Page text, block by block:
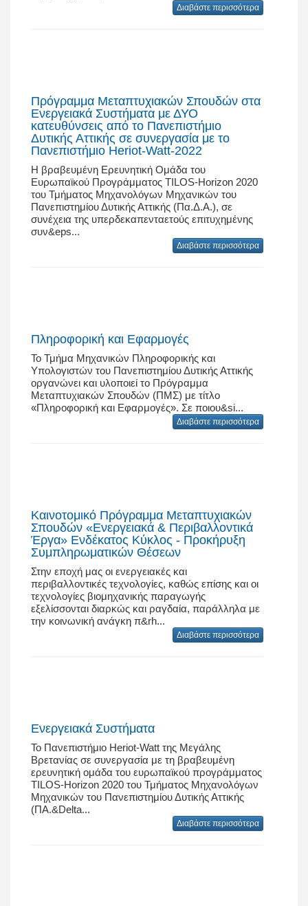
Διαβάστε περισσότερα
Πρόγραμμα Μεταπτυχιακών Σπουδών στα
Ενεργειακά Συστήματα με ΔΥΟ
κατευθύνσεις από το Πανεπιστήμιο
Δυτικής Αττικής σε συνεργασία με το
Πανεπιστήμιο Heriot-Watt-2022
Η βραβευμένη Ερευνητική Ομάδα του
Ευρωπαϊκού Προγράμματος TILOS-Horizon 2020
του Τμήματος Μηχανολόγων Μηχανικών του
Πανεπιστημίου Δυτικής Αττικής (Πα.Δ.Α.), σε
συνέχεια της υπερδεκαπενταετούς επιτυχημένης
συν&eps...
Διαβάστε περισσότερα
Πληροφορική και Εφαρμογές
Το Τμήμα Μηχανικών Πληροφορικής και
Υπολογιστών του Πανεπιστημίου Δυτικής Αττικής
οργανώνει και υλοποιεί το Πρόγραμμα
Μεταπτυχιακών Σπουδών (ΠΜΣ) με τίτλο
«Πληροφορική και Εφαρμογές». Σε ποιου&si...
Διαβάστε περισσότερα
Καινοτομικό Πρόγραμμα Μεταπτυχιακών
Σπουδών «Ενεργειακά & Περιβαλλοντικά
Έργα» Ενδέκατος Κύκλος - Προκήρυξη
Συμπληρωματικών Θέσεων
Στην εποχή μας οι ενεργειακές και
περιβαλλοντικές τεχνολογίες, καθώς επίσης και οι
τεχνολογίες βιομηχανικής παραγωγής
εξελίσσονται διαρκώς και ραγδαία, παράλληλα με
την κοινωνική ανάγκη π&rh...
Διαβάστε περισσότερα
Ενεργειακά Συστήματα
Το Πανεπιστήμιο Heriot-Watt της Μεγάλης
Βρετανίας σε συνεργασία με τη βραβευμένη
ερευνητική ομάδα του ευρωπαϊκού προγράμματος
TILOS-Horizon 2020 του Τμήματος Μηχανολόγων
Μηχανικών του Πανεπιστημίου Δυτικής Αττικής
(ΠΑ.&Delta...
Διαβάστε περισσότερα